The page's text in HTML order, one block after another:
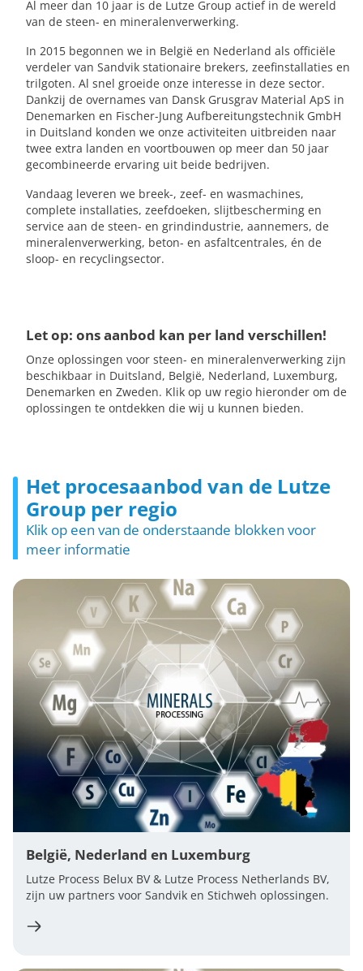
Al meer dan 10 jaar is de Lutze Group actief in de wereld
van de steen- en mineralenverwerking.
In 2015 begonnen we in België en Nederland als officiële
verdeler van Sandvik stationaire brekers, zeefinstallaties en
trilgoten. Al snel groeide onze interesse in deze sector.
Dankzij de overnames van Dansk Grusgrav Material ApS in
Denemarken en Fischer-Jung Aufbereitungstechnik GmbH
in Duitsland konden we onze activiteiten uitbreiden naar
twee extra landen en voortbouwen op meer dan 50 jaar
gecombineerde ervaring uit beide bedrijven.
Vandaag leveren we breek-, zeef- en wasmachines,
complete installaties, zeefdoeken, slijtbescherming en
service aan de steen- en grindindustrie, aannemers, de
mineralenverwerking, beton- en asfaltcentrales, én de
sloop- en recyclingsector.
Let op: ons aanbod kan per land verschillen!
Onze oplossingen voor steen- en mineralenverwerking zijn
beschikbaar in Duitsland, België, Nederland, Luxemburg,
Denemarken en Zweden. Klik op uw regio hieronder om de
oplossingen te ontdekken die wij u kunnen bieden.
Het procesaanbod van de Lutze
Group per regio
Klik op een van de onderstaande blokken voor
meer informatie
België, Nederland en Luxemburg
Lutze Process Belux BV & Lutze Process Netherlands BV,
zijn uw partners voor Sandvik en Stichweh oplossingen.